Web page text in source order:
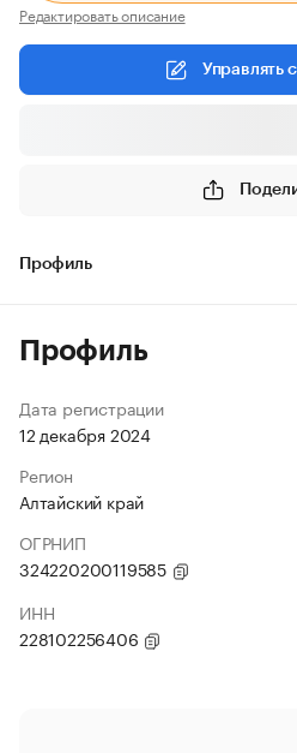
Редактировать описание
Управлять
Профиль
Профиль
Дата регистрации
12 декабря 2024
Регион
Алтайский край
ОГРНИП
324220200119585
ИНН
228102256406